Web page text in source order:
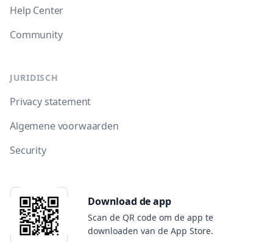
Help Center
Community
JURIDISCH
Privacy statement
Algemene voorwaarden
Security
Download de app
Scan de QR code om de app te
downloaden van de App Store.